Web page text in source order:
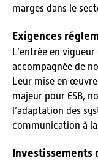
marges dans le
Exigences
L’entrée en
accompagnée de
Leur mise en
majeur pour ESB,
l’adaptation des
communication à
Investissements